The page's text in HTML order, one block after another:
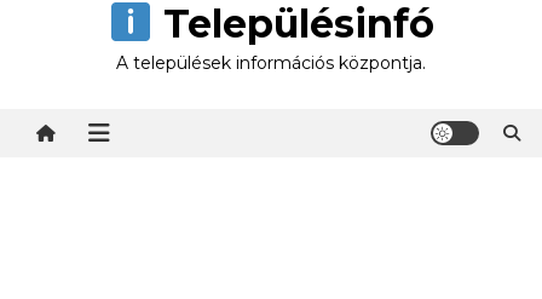
Településinfó
A települések információs központja.